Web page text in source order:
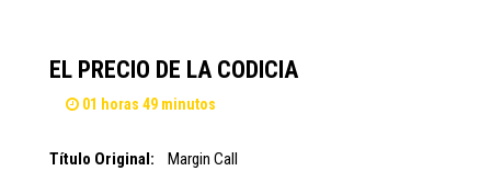
EL PRECIO DE LA CODICIA
01 horas 49 minutos
Título Original:
Margin Call